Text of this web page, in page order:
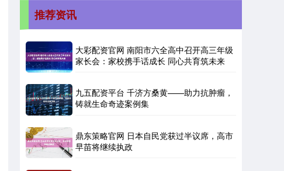
推荐资讯
大彩配资官网 南阳市六全高中召开高三年级
家长会：家校携手话成长 同心共育筑未来
九五配资平台 千济方桑黄——助力抗肿瘤，
铸就生命奇迹案例集
鼎东策略官网 日本自民党获过半议席，高市
早苗将继续执政